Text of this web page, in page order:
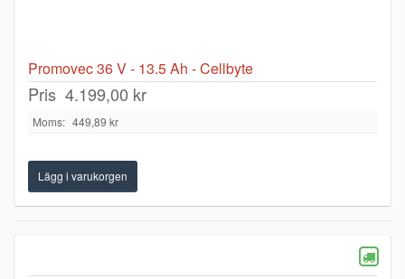
Promovec 36 V - 13.5 Ah - Cellbyte
Pris 4.199,00 kr
Moms: 449,89 kr